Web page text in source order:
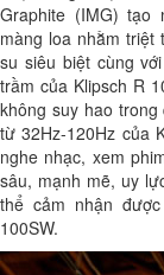
Graphite (IMG)
màng loa nhằm triệt
su siêu biệt cùng
trầm của Klipsch R
không suy hao
từ 32Hz-120Hz của
nghe nhạc, xem
sâu, mạnh mẽ, uy
thể cảm nhận
100SW.